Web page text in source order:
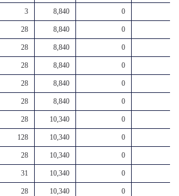
3 8,840 0
28 8,840 0
28 8,840 0
28 8,840 0
28 8,840 0
28 8,840 0
28 10,340 0
128 10,340 0
28 10,340 0
31 10,340 0
28 10,340 0